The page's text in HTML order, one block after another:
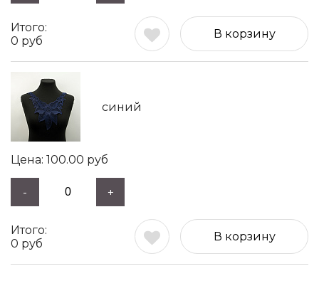
0 руб
В корзину
синий
100.00 руб
- +
0 руб
В корзину